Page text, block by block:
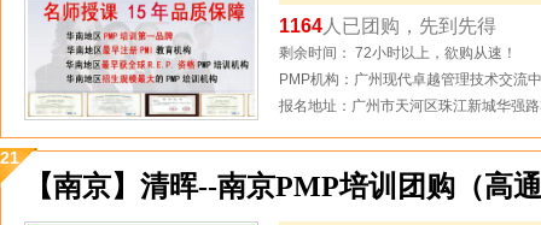
1164 人已团购，先到先得
剩余时间： 72小时以上，欲购从速！
PMP机构：广州现代卓越管理技术交流
报名地址：广州市天河区珠江新城华强
21
【南京】清晖--南京PMP培训团购（高